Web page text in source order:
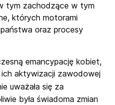
tym zachodzące w tym
których motorami
państwa oraz procesy
emancypację kobiet,
ich aktywizacji zawodowej
uważała się za
była świadoma zmian